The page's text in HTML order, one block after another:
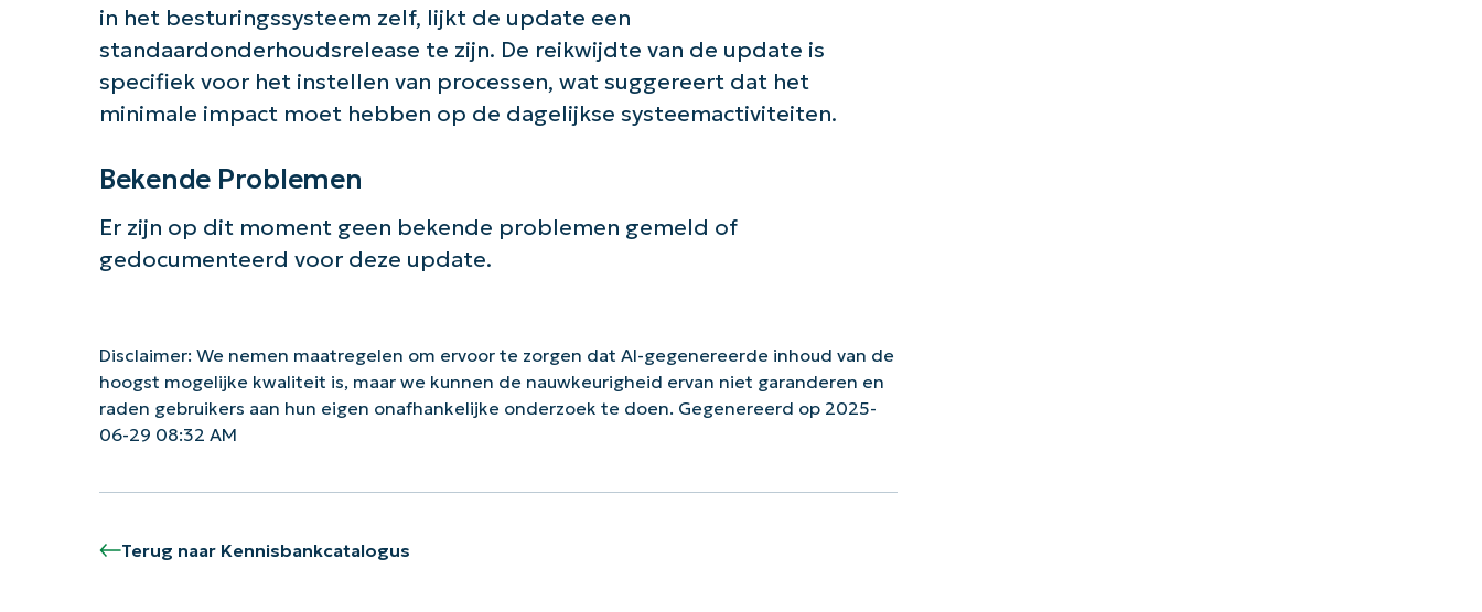
in het besturingssysteem zelf, lijkt de update een
standaardonderhoudsrelease te zijn. De reikwijdte van de update is
specifiek voor het instellen van processen, wat suggereert dat het
minimale impact moet hebben op de dagelijkse systeemactiviteiten.
Bekende Problemen
Er zijn op dit moment geen bekende problemen gemeld of
gedocumenteerd voor deze update.
Disclaimer: We nemen maatregelen om ervoor te zorgen dat AI-gegenereerde inhoud van de
hoogst mogelijke kwaliteit is, maar we kunnen de nauwkeurigheid ervan niet garanderen en
raden gebruikers aan hun eigen onafhankelijke onderzoek te doen. Gegenereerd op 2025-
06-29 08:32 AM
Terug naar Kennisbankcatalogus